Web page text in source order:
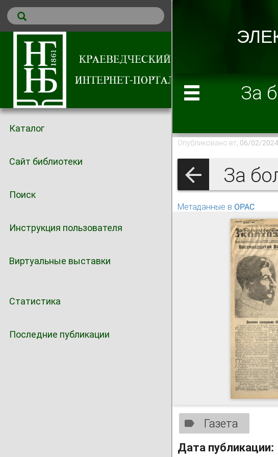
Каталог
Сайт библиотеки
Поиск
Инструкция пользователя
Виртуальные выставки
Статистика
Последние публикации
За
Опубликовано вт, 06/02/
Метаданные в OPAC
Газета
Дата публикации: